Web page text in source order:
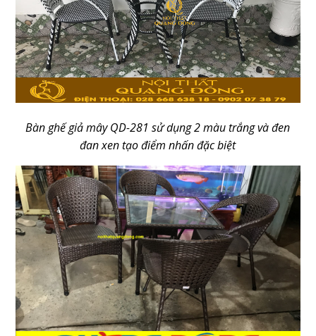
Bàn ghế giả mây QD-281 sử dụng 2 màu trắng và đen
đan xen tạo điểm nhấn đặc biệt